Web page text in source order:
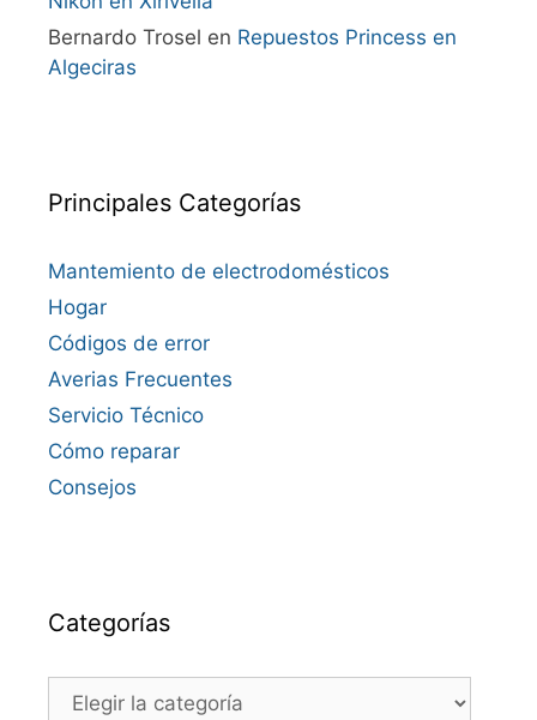
Bernardo Trosel en Repuestos Princess en
Algeciras
Principales Categorías
Mantemiento de electrodomésticos
Hogar
Códigos de error
Averias Frecuentes
Servicio Técnico
Cómo reparar
Consejos
Categorías
Categorías